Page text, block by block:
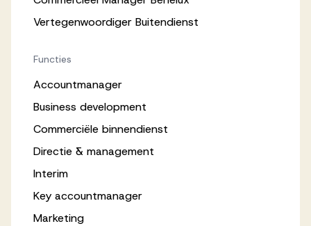
Vertegenwoordiger Buitendienst
Functies
Accountmanager
Business development
Commerciële binnendienst
Directie & management
Interim
Key accountmanager
Marketing